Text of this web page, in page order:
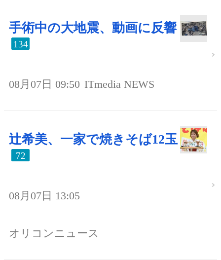
手術中の大地震、動画に反響
134
08月07日 09:50 ITmedia NEWS
辻希美、一家で焼きそば12玉
72
08月07日 13:05
オリコンニュース